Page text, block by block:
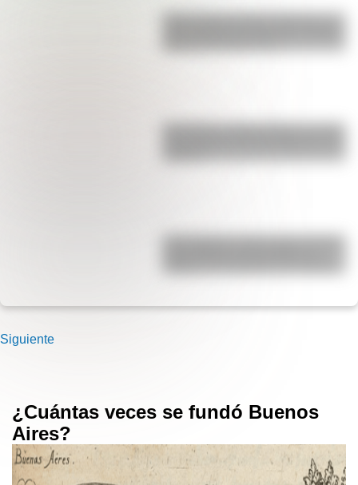
Parque Nacional San Guillermo: el
San Martín y Simón Bolívar: así fue
17 de agosto: cómo hacer el Cruce
Siguiente
¿Cuántas veces se fundó Buenos
Aires?